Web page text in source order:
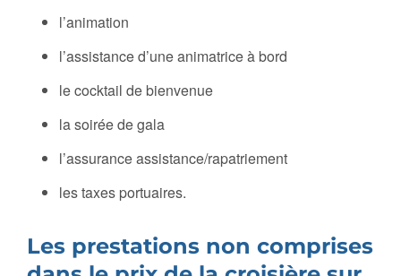
l’animation
l’assistance d’une animatrice à bord
le cocktail de bienvenue
la soirée de gala
l’assurance assistance/rapatriement
les taxes portuaires.
Les prestations non comprises